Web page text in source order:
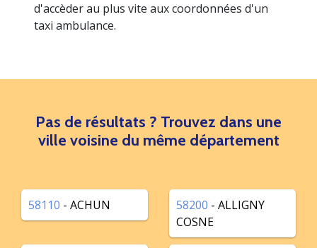
d'accèder au plus vite aux coordonnées d'un
taxi ambulance.
Pas de résultats ? Trouvez dans une
ville voisine du même département
58110 - ACHUN 58200 - ALLIGNY
COSNE